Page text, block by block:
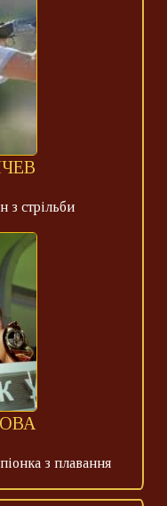
з стрільби
з плавання